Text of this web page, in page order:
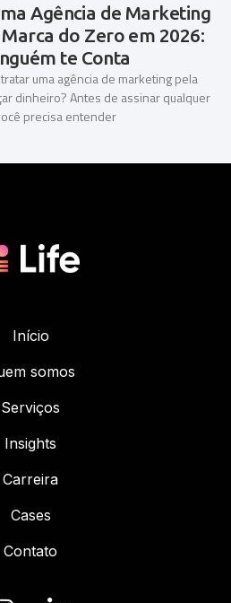
Agência de Marketing
do Zero em 2026:
te Conta
uma agência de marketing pela
dinheiro? Antes de assinar qualquer
precisa entender
Início
somos
Serviços
Insights
Carreira
Cases
Contato